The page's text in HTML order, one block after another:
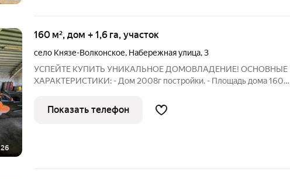
26
160 м², дом + 1,6 га, участок
село Князе-Волконское, Набережная улица,3
УСПЕЙТЕ КУПИТЬ УНИКАЛЬНОЕ ДОМОВЛАДЕНИЕ! ОСНОВНЫЕ
ХАРАКТЕРИСТИКИ: - Дом 2008г постройки. - Площадь дома 160
комбинированный котел ( твердотопливный, электричество). -
Скважина 100м. - Утепление
Показать телефон